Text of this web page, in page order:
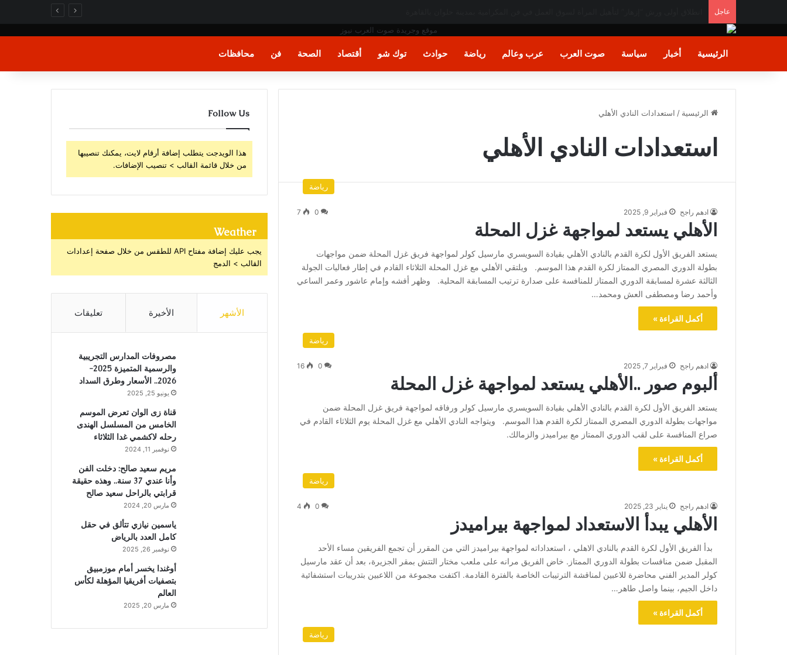
عاجل
الرئيسية أخبار سياسة صوت العرب عرب وعالم رياضة حوادث توك شو أقتصاد الصحة فن محافظات
الرئيسية / استعدادات النادي الأهلي
استعدادات النادي الأهلي
رياضة
ادهم راجح فبراير 9, 2025 0
7
الأهلي يستعد لمواجهة غزل المحلة
يستعد الفريق الأول لكرة القدم بالنادي الأهلي بقيادة السويسري مارسيل كولر لمواجهة فريق غزل المحلة ضمن مواجهات
بطولة الدوري المصري الممتاز لكرة القدم هذا الموسم. ويلتقي الأهلي مع غزل المحلة الثلاثاء القادم في إطار فعاليات الجولة
الثالثة عشرة لمسابقة الدوري الممتاز للمنافسة على صدارة ترتيب المسابقة المحلية. وظهر أفشه وإمام عاشور وعمر الساعي
وأحمد رضا ومصطفى العش ومحمد…
أكمل القراءة »
رياضة
ادهم راجح فبراير 7, 2025 0
16
ألبوم صور ..الأهلي يستعد لمواجهة غزل المحلة
يستعد الفريق الأول لكرة القدم بالنادي الأهلي بقيادة السويسري مارسيل كولر ورفاقه لمواجهة فريق غزل المحلة ضمن
مواجهات بطولة الدوري المصري الممتاز لكرة القدم هذا الموسم. ويتواجه النادي الأهلي مع غزل المحلة يوم الثلاثاء القادم في
صراع المنافسة على لقب الدوري الممتاز مع بيراميدز والزمالك.
أكمل القراءة »
رياضة
ادهم راجح يناير 23, 2025 0
4
الأهلي يبدأ الاستعداد لمواجهة بيراميدز
بدأ الفريق الأول لكرة القدم بالنادي الاهلي ، استعداداته لمواجهة بيراميدز التي من المقرر أن تجمع الفريقين مساء الأحد
المقبل ضمن منافسات بطولة الدوري الممتاز. خاض الفريق مرانه على ملعب مختار التتش بمقر الجزيرة، بعد أن عقد مارسيل
كولر المدير الفني محاضرة للاعبين لمناقشة الترتيبات الخاصة بالفترة القادمة. اكتفت مجموعة من اللاعبين بتدريبات استشفائية
داخل الجيم، بينما واصل طاهر…
أكمل القراءة »
رياضة
Follow Us
هذا الويدجت يتطلب إضافة أرقام لايت، يمكنك تنصيبها
من خلال قائمة القالب > تنصيب الإضافات.
Weather
يجب عليك إضافة مفتاح API للطقس من خلال صفحة إعدادات
القالب > الدمج
الأشهر الأخيرة تعليقات
مصروفات المدارس التجريبية
والرسمية المتميزة 2025-
2026.. الأسعار وطرق السداد
يونيو 25, 2025
قناة زى الوان تعرض الموسم
الخامس من المسلسل الهندى
رحله لاكشمي غدا الثلاثاء
نوفمبر 11, 2024
مريم سعيد صالح: دخلت الفن
وأنا عندي 37 سنة.. وهذه حقيقة
قرابتي بالراحل سعيد صالح
مارس 20, 2024
ياسمين نيازي تتألق في حقل
كامل العدد بالرياض
نوفمبر 26, 2025
أوغندا يخسر أمام موزمبيق
بتصفيات أفريقيا المؤهلة لكأس
العالم
مارس 20, 2025